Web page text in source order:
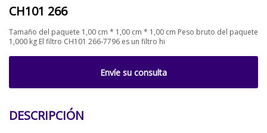
CH101 266
Tamaño del paquete 1,00 cm * 1,00 cm * 1,00 cm Peso bruto del paquete
1,000 kg El filtro CH101 266-7796 es un filtro hi
Envíe su consulta
DESCRIPCIÓN